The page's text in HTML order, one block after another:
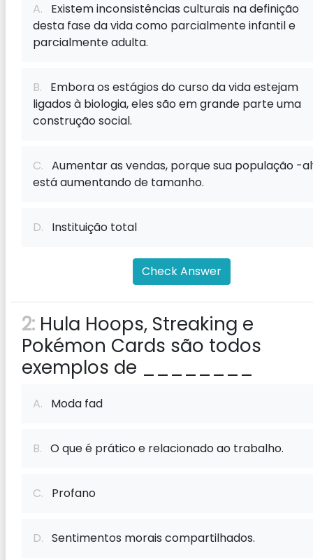
A. Existem inconsistências culturais na definição
desta fase da vida como parcialmente infantil e
parcialmente adulta.
B. Embora os estágios do curso da vida estejam
ligados à biologia, eles são em grande parte uma
construção social.
C. Aumentar as vendas, porque sua população -
está aumentando de tamanho.
D. Instituição total
Check Answer
2: Hula Hoops, Streaking e
Pokémon Cards são todos
exemplos de ________
A. Moda fad
B. O que é prático e relacionado ao trabalho.
C. Profano
D. Sentimentos morais compartilhados.